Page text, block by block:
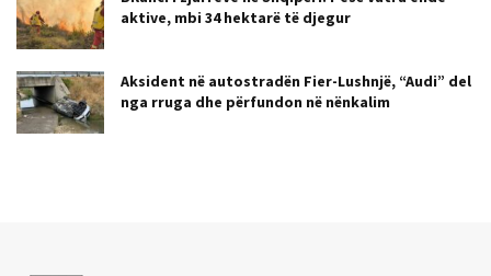
aktive, mbi 34 hektarë të djegur
Aksident në autostradën Fier-Lushnjë, “Audi” del
nga rruga dhe përfundon në nënkalim